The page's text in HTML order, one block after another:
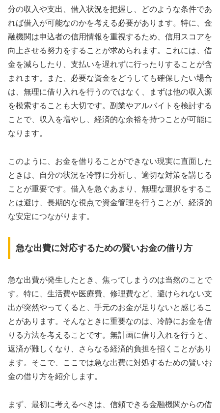
分の収入や支出、借入状況を把握し、どのような条件であ
れば借入が可能なのかを考える必要があります。特に、金
融機関は申込者の信用情報を重視するため、信用スコアを
向上させる努力をすることが求められます。これには、借
金を減らしたり、支払いを遅れずに行ったりすることが含
まれます。また、必要な資金をどうしても確保したい場合
は、無理に借り入れを行うのではなく、まずは他の収入源
を模索することも大切です。副業やアルバイトを検討する
ことで、収入を増やし、経済的な余裕を持つことが可能に
なります。
このように、お金を借りることができない現実に直面した
ときは、自分の状況を冷静に分析し、適切な対策を講じる
ことが重要です。借入を急ぐあまり、無理な選択をするこ
とは避け、長期的な視点で資金管理を行うことが、経済的
な安定につながります。
急な出費に対応するための賢いお金の借り方
急な出費が発生したとき、焦ってしまうのは当然のことで
す。特に、生活費や医療費、修理費など、避けられない支
出が突然やってくると、手元のお金が足りないと感じるこ
とがあります。そんなときに重要なのは、冷静にお金を借
りる方法を考えることです。無計画に借り入れを行うと、
返済が難しくなり、さらなる経済的負担を招くことがあり
ます。そこで、ここでは急な出費に対処するための賢いお
金の借り方を紹介します。
まず、最初に考えるべきは、信頼できる金融機関からの借